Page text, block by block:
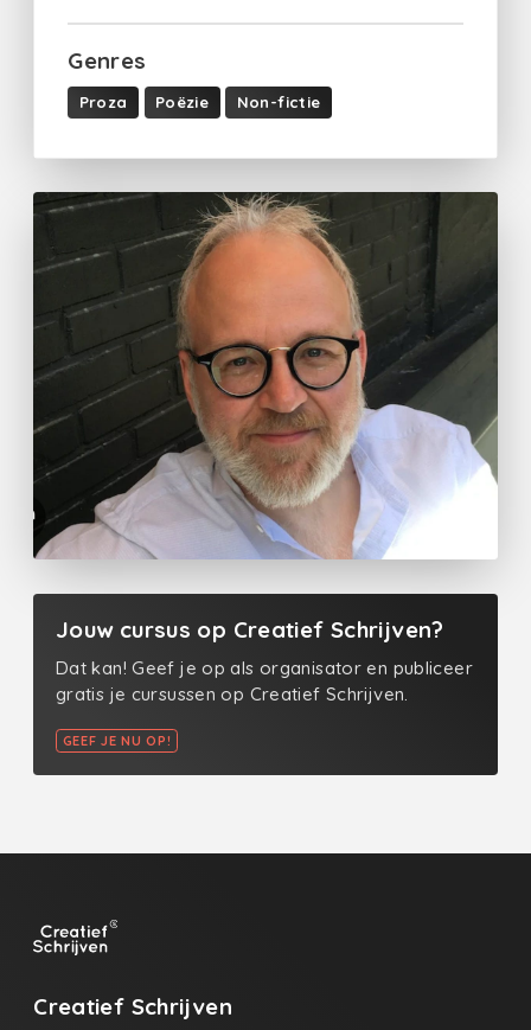
Genres
Proza Poëzie Non-fictie
Jouw cursus op Creatief Schrijven?
Dat kan! Geef je op als organisator en publiceer
gratis je cursussen op Creatief Schrijven.
GEEF JE NU OP!
Creatief Schrijven